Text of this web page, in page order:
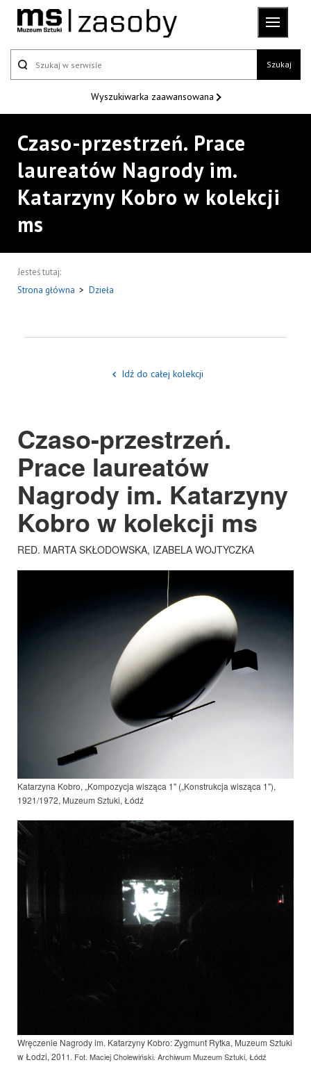
Szukaj
Wyszukiwarka zaawansowana
Czaso-przestrzeń. Prace
laureatów Nagrody im.
Katarzyny Kobro w kolekcji
ms
Jesteś tutaj:
Strona główna > Dzieła
Idź do całej kolekcji
Czaso-przestrzeń.
Prace laureatów
Nagrody im. Katarzyny
Kobro w kolekcji ms
RED. MARTA SKŁODOWSKA, IZABELA WOJTYCZKA
Katarzyna Kobro, „Kompozycja wisząca 1" („Konstrukcja wisząca 1"),
1921/1972, Muzeum Sztuki, Łódź
Wręczenie Nagrody im. Katarzyny Kobro: Zygmunt Rytka, Muzeum Sztuki
w Łodzi, 2011. Fot. Maciej Cholewiński. Archiwum Muzeum Sztuki, Łódź